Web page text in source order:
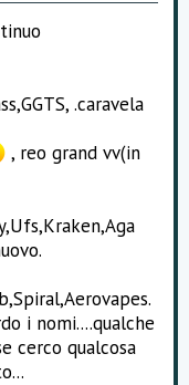
.caravela
, reo grand vv(in
i nomi....qualche
cerco qualcosa